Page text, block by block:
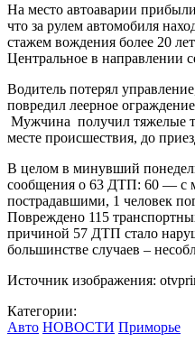
На место автоаварии
что за рулем автомобиля
стажем вождения более 20
Центральное в направлении
Водитель потерял
повредил леерное
Мужчина получил тяжелые
месте происшествия, до
В целом в минувший
сообщения о 63 ДТП: 60 — с
пострадавшими, 1 человек
Повреждено 115
причиной 57 ДТП стало
большинстве случаев –
Источник изображения:
Категории:
Авто НОВОСТИ Приморье